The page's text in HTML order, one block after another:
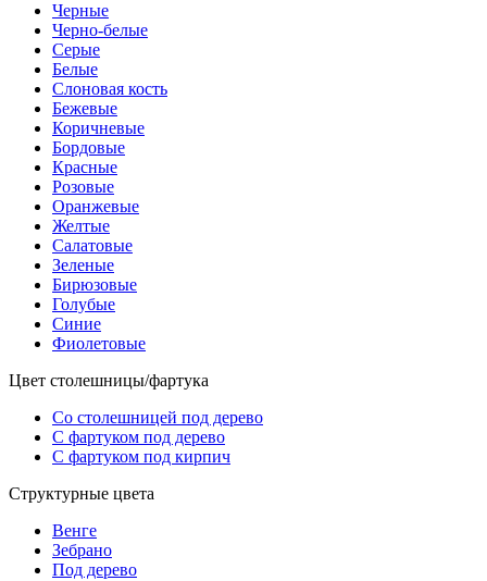
Черные
Черно-белые
Серые
Белые
Слоновая кость
Бежевые
Коричневые
Бордовые
Красные
Розовые
Оранжевые
Желтые
Салатовые
Зеленые
Бирюзовые
Голубые
Синие
Фиолетовые
Цвет столешницы/фартука
Со столешницей под дерево
С фартуком под дерево
С фартуком под кирпич
Структурные цвета
Венге
Зебрано
Под дерево